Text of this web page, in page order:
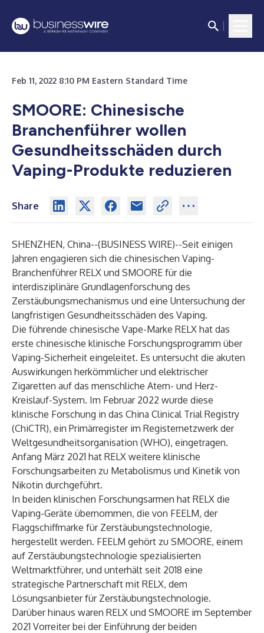
Feb 11, 2022 8:10 PM Eastern Standard Time
SMOORE: Chinesische
Branchenführer wollen
Gesundheitsschäden durch
Vaping-Produkte reduzieren
Share
SHENZHEN, China--(BUSINESS WIRE)--Seit einigen
Jahren engagieren sich die chinesischen Vaping-
Branchenführer RELX und SMOORE für die
interdisziplinäre Grundlagenforschung des
Zerstäubungsmechanismus und eine Untersuchung der
langfristigen Gesundheitsschäden des Vaping.
Die führende chinesische Vape-Marke RELX hat das
erste chinesische klinische Forschungsprogramm über
Vaping-Sicherheit eingeleitet. Es untersucht die akuten
Auswirkungen herkömmlicher und elektrischer
Zigaretten auf das menschliche Atem- und Herz-
Kreislauf-System. Im Februar 2022 wurde diese
klinische Forschung in das China Clinical Trial Registry
(ChiCTR), ein Primärregister im Registernetzwerk der
Weltgesundheitsorganisation (WHO), eingetragen.
Anfang März 2021 hat RELX weitere klinische
Forschungsarbeiten zu Metabolismus und Kinetik von
Nikotin durchgeführt.
In beiden klinischen Forschungsarmen hat RELX die
Vaping-Geräte übernommen, die von FEELM, der
Flaggschiffmarke für Zerstäubungstechnologie,
hergestellt werden. FEELM gehört zu SMOORE, einem
auf Zerstäubungstechnologie spezialisierten
Weltmarktführer, und unterhält seit 2018 eine
strategische Partnerschaft mit RELX, dem
Lösungsanbieter für Zerstäubungstechnologie.
Darüber hinaus waren RELX und SMOORE im September
2021 Vorreiter bei der Einführung der beiden